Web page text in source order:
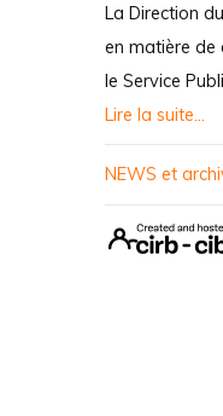
La Direction
en matière de
le Service
Lire la suite...
NEWS et